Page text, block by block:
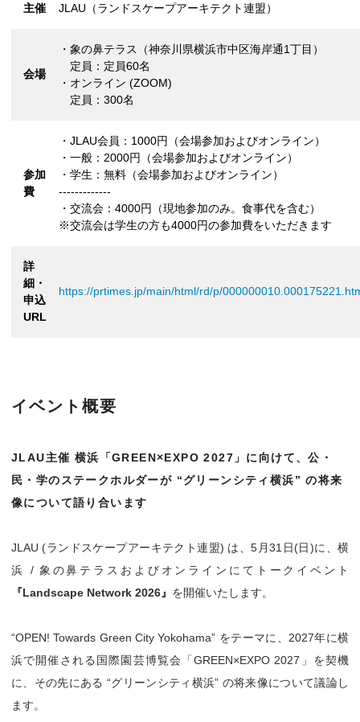
主催 JLAU（ランドスケープアーキテクト連盟）
会場
・象の鼻テラス（神奈川県横浜市中区海岸通1丁目）
定員：定員60名
・オンライン (ZOOM)
定員：300名
参加
費
・JLAU会員：1000円（会場参加およびオンライン）
・一般：2000円（会場参加およびオンライン）
・学生：無料（会場参加およびオンライン）
-------------
・交流会：4000円（現地参加のみ。食事代を含む）
※交流会は学生の方も4000円の参加費をいただきます
詳
細・
申込
URL
https://prtimes.jp/main/html/rd/p/
イベント概要
JLAU主催 横浜「GREEN×EXPO 2027」に向けて、公・
民・学のステークホルダーが “グリーンシティ横浜” の将来
像について語り合います
JLAU (ランドスケープアーキテクト連盟) は、5月31日(日)に、横
浜 / 象の鼻テラスおよびオンラインにてトークイベント
『Landscape Network 2026』 を開催いたします。
“OPEN! Towards Green City Yokohama” をテーマに、2027年に横
浜で開催される国際園芸博覧会「GREEN×EXPO 2027」を契機
に、その先にある “グリーンシティ横浜” の将来像について議論し
ます。